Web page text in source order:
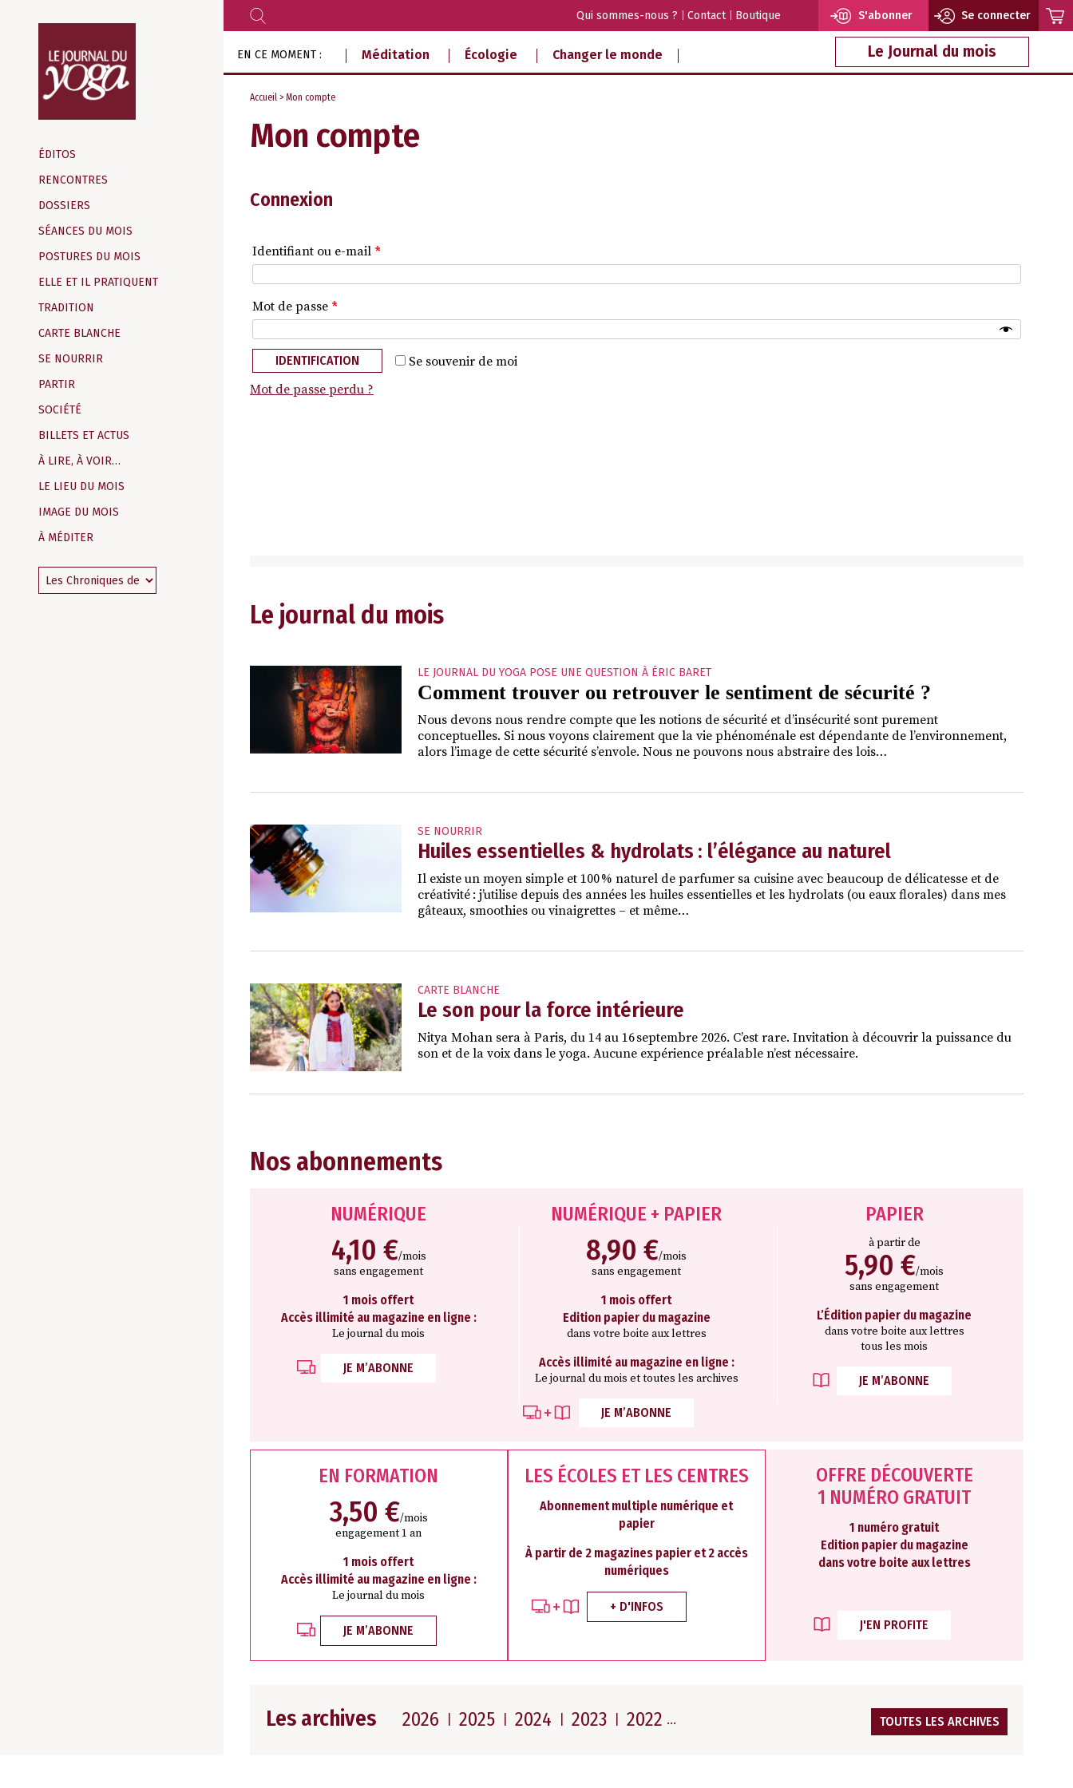
d‘information
indépendant
ÉDITOS
RENCONTRES
DOSSIERS
SÉANCES DU MOIS
POSTURES DU MOIS
ELLE ET IL PRATIQUENT
TRADITION
CARTE BLANCHE
SE NOURRIR
PARTIR
SOCIÉTÉ
BILLETS ET ACTUS
À LIRE, À VOIR…
LE LIEU DU MOIS
IMAGE DU MOIS
À MÉDITER
RECHERCHER Qui sommes-nous ? Contact Boutique S'abonner Se connecter
EN CE MOMENT : Méditation Écologie Changer le monde Le Journal du mois
Accueil > Mon compte
Mon compte
Connexion
Identifiant ou e-mail *
Mot de passe *
Se souvenir de moi
IDENTIFICATION
Mot de passe perdu ?
Le journal du mois
LE JOURNAL DU YOGA POSE UNE QUESTION À ÉRIC BARET
Comment trouver ou retrouver le sentiment de sécurité ?
Nous devons nous rendre compte que les notions de sécurité et d’insécurité sont purement
conceptuelles. Si nous voyons clairement que la vie phénoménale est dépendante de l’environnement,
alors l’image de cette sécurité s’envole. Nous ne pouvons nous abstraire des lois…
SE NOURRIR
Huiles essentielles & hydrolats : l’élégance au naturel
Il existe un moyen simple et 100 % naturel de parfumer sa cuisine avec beaucoup de délicatesse et de
créativité : j’utilise depuis des années les huiles essentielles et les hydrolats (ou eaux florales) dans mes
gâteaux, smoothies ou vinaigrettes – et même…
CARTE BLANCHE
Le son pour la force intérieure
Nitya Mohan sera à Paris, du 14 au 16 septembre 2026. C’est rare. Invitation à découvrir la puissance du
son et de la voix dans le yoga. Aucune expérience préalable n’est nécessaire.
Nos abonnements
NUMÉRIQUE
4,10 €/mois
sans engagement
1 mois offert
Accès illimité au magazine en ligne :
Le journal du mois
JE M’ABONNE
NUMÉRIQUE + PAPIER
8,90 €/mois
sans engagement
1 mois offert
Edition papier du magazine
dans votre boite aux lettres
Accès illimité au magazine en ligne :
Le journal du mois et toutes les archives
JE M’ABONNE
PAPIER
à partir de
5,90 €/mois
sans engagement
L’Édition papier du magazine
dans votre boite aux lettres
tous les mois
JE M’ABONNE
EN FORMATION
3,50 €/mois
engagement 1 an
1 mois offert
Accès illimité au magazine en ligne :
Le journal du mois
JE M’ABONNE
LES ÉCOLES ET LES CENTRES
Abonnement multiple numérique et
papier
À partir de 2 magazines papier et 2 accès
numériques
+ D'INFOS
OFFRE DÉCOUVERTE
1 NUMÉRO GRATUIT
1 numéro gratuit
Edition papier du magazine
dans votre boite aux lettres
J'EN PROFITE
Les archives 2026 2025 2024 2023 2022 TOUTES LES ARCHIVES